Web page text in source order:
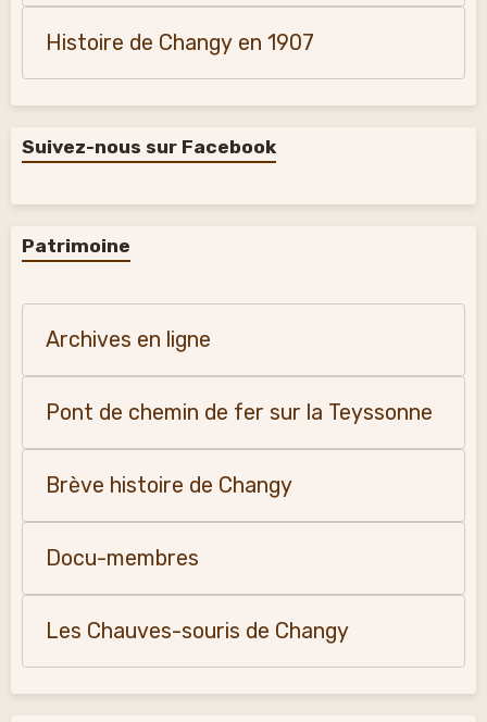
Histoire de Changy en 1907
Suivez-nous sur Facebook
Patrimoine
Archives en ligne
Pont de chemin de fer sur la Teyssonne
Brève histoire de Changy
Docu-membres
Les Chauves-souris de Changy